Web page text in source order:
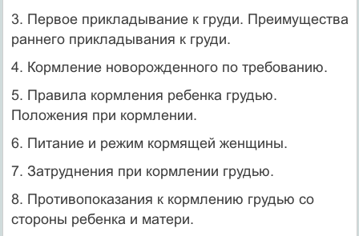
3. Первое прикладывание к груди. Преимущества
раннего прикладывания к груди.
4. Кормление новорожденного по требованию.
5. Правила кормления ребенка грудью.
Положения при кормлении.
6. Питание и режим кормящей женщины.
7. Затруднения при кормлении грудью.
8. Противопоказания к кормлению грудью со
стороны ребенка и матери.